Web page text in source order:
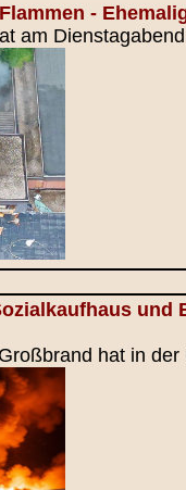
-
am
und
hat in